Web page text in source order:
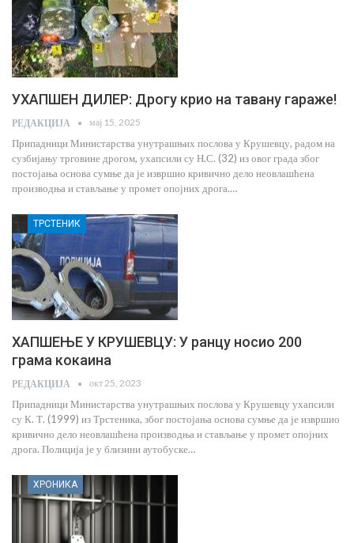
УХАПШЕН ДИЛЕР: Дрогу крио на тавану гараже!
РЕДАКЦИЈА мај 15, 2025
Припадници Министарства унутрашњих послова у Крушевцу, радом на
сузбијању трговине дрогом, ухапсили су Н.С. (32) из овог града због
постојања основа сумње да је извршио кривично дело неовлашћена
производња и стављање у промет опојних дрога.…
ТРСТЕНИК
ХАПШЕЊЕ У КРУШЕВЦУ: У ранцу носио 200
грама кокаина
РЕДАКЦИЈА окт 25, 2023
Припадници Министарства унутрашњих послова у Крушевцу ухапсили
су К. Т. (1999) из Трстеника, због постојања основа сумње да је извршио
кривично дело неовлашћена производња и стављање у промет опојних
дрога. Полиција је у близини аутобуске…
ХРОНИКА